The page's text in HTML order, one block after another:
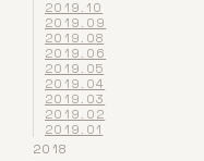
2019.10
2019.09
2019.08
2019.06
2019.05
2019.04
2019.03
2019.02
2019.01
2018